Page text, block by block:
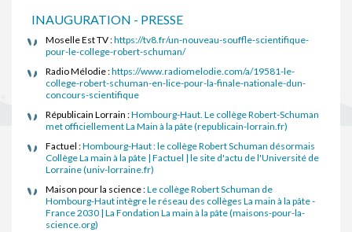
INAUGURATION - PRESSE
Moselle Est TV :https://tv8.fr/un-nouveau-souffle-scientifique-
pour-le-college-robert-schuman/
Radio Mélodie :https://www.radiomelodie.com/a/19581-le-
college-robert-schuman-en-lice-pour-la-finale-nationale-dun-
concours-scientifique
Républicain Lorrain :Hombourg-Haut. Le collège Robert-Schuman
met officiellement La Main à la pâte (republicain-lorrain.fr)
Factuel :Hombourg-Haut : le collège Robert Schuman désormais
Collège La main à la pâte | Factuel | le site d'actu de l'Université de
Lorraine (univ-lorraine.fr)
Maison pour la science :Le collège Robert Schuman de
Hombourg-Haut intègre le réseau des collèges La main à la pâte -
France 2030 | La Fondation La main à la pâte (maisons-pour-la-
science.org)